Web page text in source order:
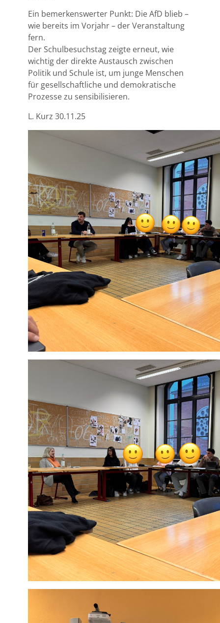
Ein bemerkenswerter Punkt: Die AfD blieb –
wie bereits im Vorjahr – der Veranstaltung
fern.
Der Schulbesuchstag zeigte erneut, wie
wichtig der direkte Austausch zwischen
Politik und Schule ist, um junge Menschen
für gesellschaftliche und demokratische
Prozesse zu sensibilisieren.
L. Kurz 30.11.25